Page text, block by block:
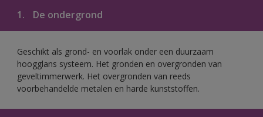
1. De ondergrond
Geschikt als grond- en voorlak onder een duurzaam
hoogglans systeem. Het gronden en overgronden van
geveltimmerwerk. Het overgronden van reeds
voorbehandelde metalen en harde kunststoffen.